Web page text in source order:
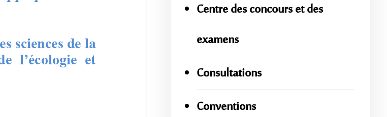
Centre des concours et des
examens
Consultations
Conventions